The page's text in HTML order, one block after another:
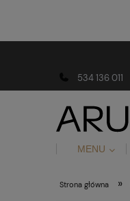
534 136 011
MENU
Strona główna »